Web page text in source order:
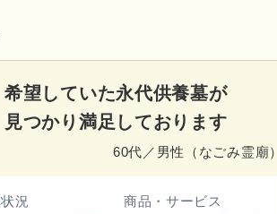
希望していた永代供養墓が
見つかり満足しております
60代／男性（なごみ霊廟）
況 商品・サービス